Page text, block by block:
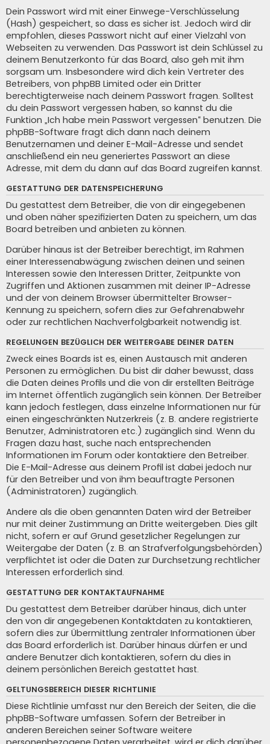
Dein Passwort wird mit einer Einwege-Verschlüsselung
(Hash) gespeichert, so dass es sicher ist. Jedoch wird dir
empfohlen, dieses Passwort nicht auf einer Vielzahl von
Webseiten zu verwenden. Das Passwort ist dein Schlüssel zu
deinem Benutzerkonto für das Board, also geh mit ihm
sorgsam um. Insbesondere wird dich kein Vertreter des
Betreibers, von phpBB Limited oder ein Dritter
berechtigterweise nach deinem Passwort fragen. Solltest
du dein Passwort vergessen haben, so kannst du die
Funktion „Ich habe mein Passwort vergessen“ benutzen. Die
phpBB-Software fragt dich dann nach deinem
Benutzernamen und deiner E-Mail-Adresse und sendet
anschließend ein neu generiertes Passwort an diese
Adresse, mit dem du dann auf das Board zugreifen kannst.
GESTATTUNG DER DATENSPEICHERUNG
Du gestattest dem Betreiber, die von dir eingegebenen
und oben näher spezifizierten Daten zu speichern, um das
Board betreiben und anbieten zu können.
Darüber hinaus ist der Betreiber berechtigt, im Rahmen
einer Interessenabwägung zwischen deinen und seinen
Interessen sowie den Interessen Dritter, Zeitpunkte von
Zugriffen und Aktionen zusammen mit deiner IP-Adresse
und der von deinem Browser übermittelter Browser-
Kennung zu speichern, sofern dies zur Gefahrenabwehr
oder zur rechtlichen Nachverfolgbarkeit notwendig ist.
REGELUNGEN BEZÜGLICH DER WEITERGABE DEINER DATEN
Zweck eines Boards ist es, einen Austausch mit anderen
Personen zu ermöglichen. Du bist dir daher bewusst, dass
die Daten deines Profils und die von dir erstellten Beiträge
im Internet öffentlich zugänglich sein können. Der Betreiber
kann jedoch festlegen, dass einzelne Informationen nur für
einen eingeschränkten Nutzerkreis (z. B. andere registrierte
Benutzer, Administratoren etc.) zugänglich sind. Wenn du
Fragen dazu hast, suche nach entsprechenden
Informationen im Forum oder kontaktiere den Betreiber.
Die E-Mail-Adresse aus deinem Profil ist dabei jedoch nur
für den Betreiber und von ihm beauftragte Personen
(Administratoren) zugänglich.
Andere als die oben genannten Daten wird der Betreiber
nur mit deiner Zustimmung an Dritte weitergeben. Dies gilt
nicht, sofern er auf Grund gesetzlicher Regelungen zur
Weitergabe der Daten (z. B. an Strafverfolgungsbehörden)
verpflichtet ist oder die Daten zur Durchsetzung rechtlicher
Interessen erforderlich sind.
GESTATTUNG DER KONTAKTAUFNAHME
Du gestattest dem Betreiber darüber hinaus, dich unter
den von dir angegebenen Kontaktdaten zu kontaktieren,
sofern dies zur Übermittlung zentraler Informationen über
das Board erforderlich ist. Darüber hinaus dürfen er und
andere Benutzer dich kontaktieren, sofern du dies in
deinem persönlichen Bereich gestattet hast.
GELTUNGSBEREICH DIESER RICHTLINIE
Diese Richtlinie umfasst nur den Bereich der Seiten, die die
phpBB-Software umfassen. Sofern der Betreiber in
anderen Bereichen seiner Software weitere